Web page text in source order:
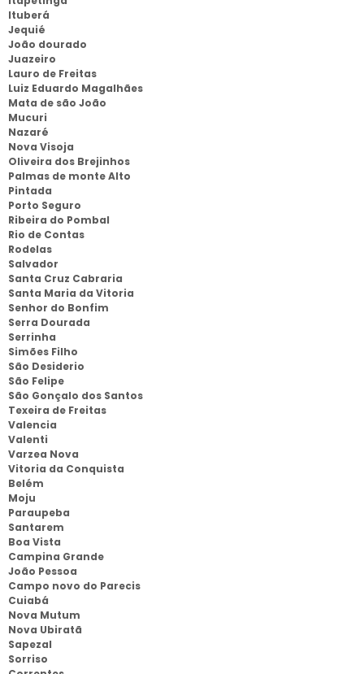
Ituberá
Jequié
João dourado
Juazeiro
Lauro de Freitas
Luiz Eduardo Magalhães
Mata de são João
Mucuri
Nazaré
Nova Visoja
Oliveira dos Brejinhos
Palmas de monte Alto
Pintada
Porto Seguro
Ribeira do Pombal
Rio de Contas
Rodelas
Salvador
Santa Cruz Cabraria
Santa Maria da Vitoria
Senhor do Bonfim
Serra Dourada
Serrinha
Simões Filho
São Desiderio
São Felipe
São Gonçalo dos Santos
Texeira de Freitas
Valencia
Valenti
Varzea Nova
Vitoria da Conquista
Belém
Moju
Paraupeba
Santarem
Boa Vista
Campina Grande
João Pessoa
Campo novo do Parecis
Cuiabá
Nova Mutum
Nova Ubiratã
Sapezal
Sorriso